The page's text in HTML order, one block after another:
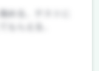
める。テストに